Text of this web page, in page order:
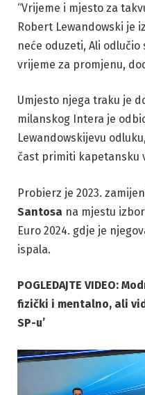
“Vrijeme i mjesto za
Robert Lewandowski je
neće oduzeti, Ali
vrijeme za promjenu,
Umjesto njega traku je
milanskog Intera je
Lewandowskijevu
čast primiti kapetansku
Probierz je 2023.
Santosa na mjestu
Euro 2024. gdje je
ispala.
POGLEDAJTE VIDEO:
fizički i mentalno, ali
SP-u’